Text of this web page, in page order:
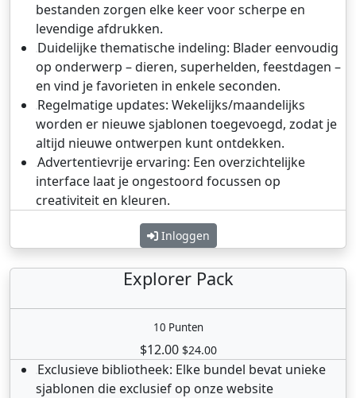
bestanden zorgen elke keer voor scherpe en
levendige afdrukken.
Duidelijke thematische indeling: Blader eenvoudig
op onderwerp – dieren, superhelden, feestdagen –
en vind je favorieten in enkele seconden.
Regelmatige updates: Wekelijks/maandelijks
worden er nieuwe sjablonen toegevoegd, zodat je
altijd nieuwe ontwerpen kunt ontdekken.
Advertentievrije ervaring: Een overzichtelijke
interface laat je ongestoord focussen op
creativiteit en kleuren.
Inloggen
Explorer Pack
10 Punten
$12.00 $24.00
Exclusieve bibliotheek: Elke bundel bevat unieke
sjablonen die exclusief op onze website